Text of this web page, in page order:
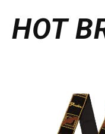
HOT